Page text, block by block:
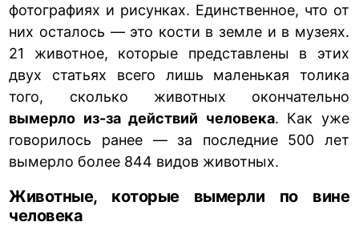
фотографиях и рисунках. Единственное, что от
них осталось — это кости в земле и в музеях.
21 животное, которые представлены в этих
двух статьях всего лишь маленькая толика
того, сколько животных окончательно
вымерло из-за действий человека. Как уже
говорилось ранее — за последние 500 лет
вымерло более 844 видов животных.
Животные, которые вымерли по вине
человека